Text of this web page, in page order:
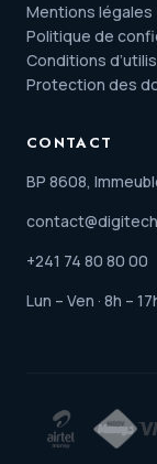
Mentions légales
Politique de
Conditions
Protection des
CONTACT
BP 8608,
+241 74 80 80 00
Lun – Ven · 8h –